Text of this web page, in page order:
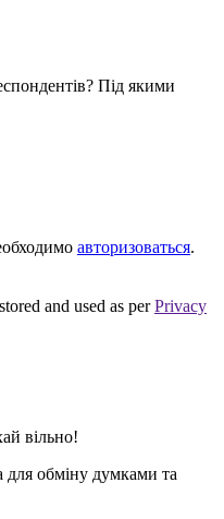
Під якими
авторизоваться.
and used as perPrivacy
вільно!
для обміну думками та